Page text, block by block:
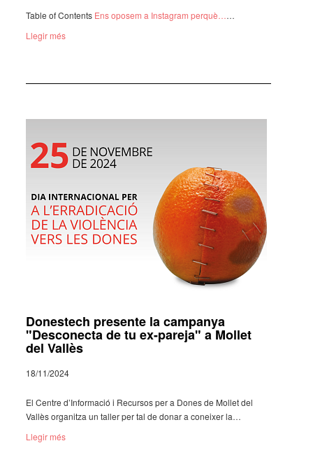
Table of Contents Ens oposem a Insta­gram perquè……
Llegir més
Donestech presente la campanya
"Desconecta de tu ex-pareja" a Mollet
del Vallès
18/11/2024
El Centre d’In­for­ma­ció i Recur­sos per a Dones de Mollet del
Vallès orga­nitza un taller per tal de donar a conei­xer la…
Llegir més